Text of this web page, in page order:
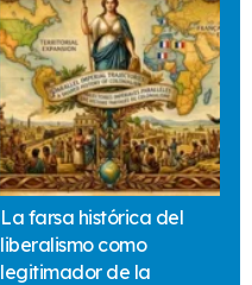
La farsa histórica del
liberalismo como
legitimador de la